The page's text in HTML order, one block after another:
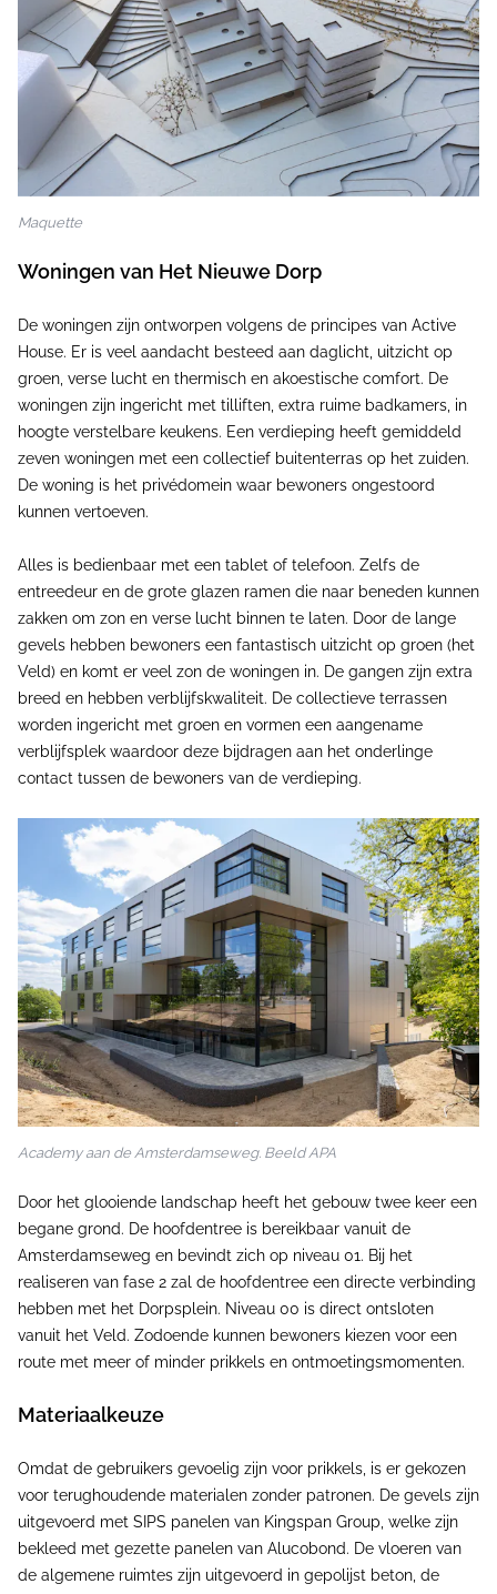
Maquette
Woningen van Het Nieuwe Dorp
De woningen zijn ontworpen volgens de principes van Active
House. Er is veel aandacht besteed aan daglicht, uitzicht op
groen, verse lucht en thermisch en akoestische comfort. De
woningen zijn ingericht met tilliften, extra ruime badkamers, in
hoogte verstelbare keukens. Een verdieping heeft gemiddeld
zeven woningen met een collectief buitenterras op het zuiden.
De woning is het privédomein waar bewoners ongestoord
kunnen vertoeven.
Alles is bedienbaar met een tablet of telefoon. Zelfs de
entreedeur en de grote glazen ramen die naar beneden kunnen
zakken om zon en verse lucht binnen te laten. Door de lange
gevels hebben bewoners een fantastisch uitzicht op groen (het
Veld) en komt er veel zon de woningen in. De gangen zijn extra
breed en hebben verblijfskwaliteit. De collectieve terrassen
worden ingericht met groen en vormen een aangename
verblijfsplek waardoor deze bijdragen aan het onderlinge
contact tussen de bewoners van de verdieping.
Academy aan de Amsterdamseweg. Beeld APA
Door het glooiende landschap heeft het gebouw twee keer een
begane grond. De hoofdentree is bereikbaar vanuit de
Amsterdamseweg en bevindt zich op niveau 01. Bij het
realiseren van fase 2 zal de hoofdentree een directe verbinding
hebben met het Dorpsplein. Niveau 00 is direct ontsloten
vanuit het Veld. Zodoende kunnen bewoners kiezen voor een
route met meer of minder prikkels en ontmoetingsmomenten.
Materiaalkeuze
Omdat de gebruikers gevoelig zijn voor prikkels, is er gekozen
voor terughoudende materialen zonder patronen. De gevels zijn
uitgevoerd met SIPS panelen van Kingspan Group, welke zijn
bekleed met gezette panelen van Alucobond. De vloeren van
de algemene ruimtes zijn uitgevoerd in gepolijst beton, de